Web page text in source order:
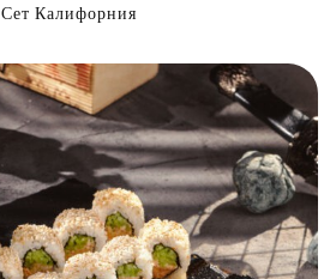
Фирменные Вегетарианское меню
Сет Калифорния